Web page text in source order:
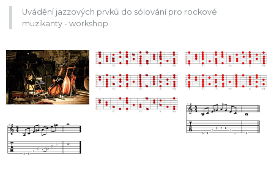
Uvádění jazzových prvků do sólování pro rockové
muzikanty - workshop